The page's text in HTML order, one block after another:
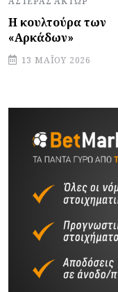
Η κουλτούρα των
«Αρκάδων»
13 ΜΑΪ́ΟΥ 2026